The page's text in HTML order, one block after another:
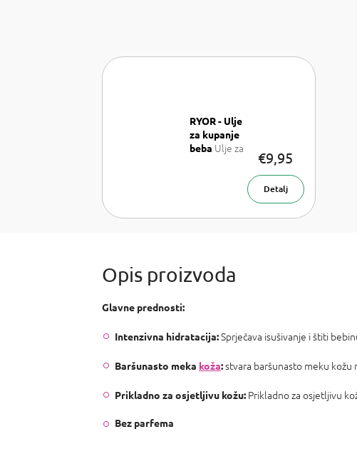
RYOR - Ulje
za kupanje
beba Ulje za
€9,95
Detalj
Glavne prednosti:
Intenzivna hidratacija:Sprječava isušivanje i štiti
Baršunasto meka koža:stvara baršunasto meku kožu
Prikladno za osjetljivu kožu: Prikladno za osjetljivu
Bez parfema